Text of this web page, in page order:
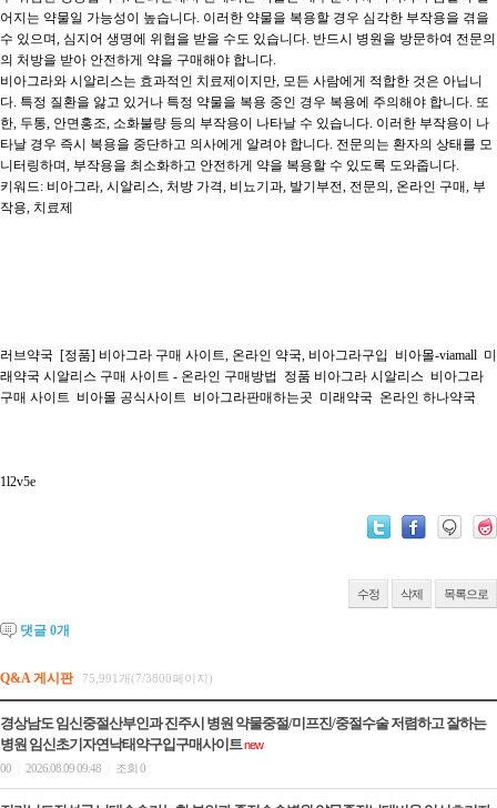
어지는 약물일 가능성이 높습니다. 이러한 약물을 복용할 경우 심각한 부작용을 겪을
수 있으며, 심지어 생명에 위협을 받을 수도 있습니다. 반드시 병원을 방문하여 전문의
의 처방을 받아 안전하게 약을 구매해야 합니다.
비아그라와 시알리스는 효과적인 치료제이지만, 모든 사람에게 적합한 것은 아닙니
다. 특정 질환을 앓고 있거나 특정 약물을 복용 중인 경우 복용에 주의해야 합니다. 또
한, 두통, 안면홍조, 소화불량 등의 부작용이 나타날 수 있습니다. 이러한 부작용이 나
타날 경우 즉시 복용을 중단하고 의사에게 알려야 합니다. 전문의는 환자의 상태를 모
니터링하며, 부작용을 최소화하고 안전하게 약을 복용할 수 있도록 도와줍니다.
키워드: 비아그라, 시알리스, 처방 가격, 비뇨기과, 발기부전, 전문의, 온라인 구매, 부
작용, 치료제
러브약국 [정품] 비아그라 구매 사이트, 온라인 약국, 비아그라구입 비아몰-viamall 미
래약국 시알리스 구매 사이트 - 온라인 구매방법
정품 비아그라 시알리스 비아그라
구매 사이트 비아몰 공식사이트 비아그라판매하는곳 미래약국 온라인 하나약국
1l2v5e
수정 삭제 목록으로
댓글 0개
Q&A 게시판 75,991개(7/3800페이지)
경상남도 임신중절산부인과 진주시 병원 약물중절/미프진/중절수술 저렴하고 잘하는
병원 임신초기자연낙태약구입구매사이트new
00
2026.08.09 09:48 조회 0